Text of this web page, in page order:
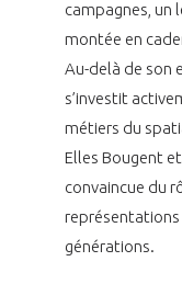
campagnes, un
montée en
Au-delà de son
s’investit
métiers du
Elles Bougent
convaincue du
générations.